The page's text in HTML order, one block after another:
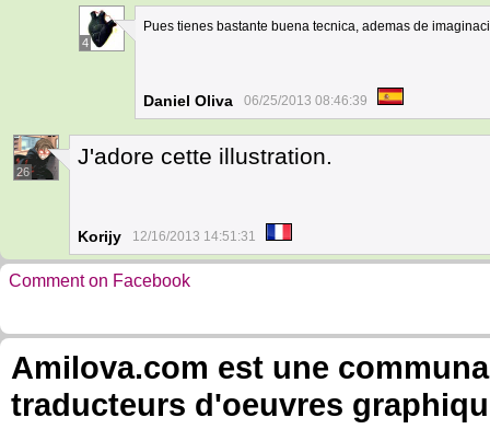
4
Pues tienes bastante buena tecnica, ademas de
Daniel Oliva 06/25/2013 08:46:39
26
J'adore cette illustration.
Korijy 12/16/2013 14:51:31
Comment on Facebook
Amilova.com est une
traducteurs d'oeuvres